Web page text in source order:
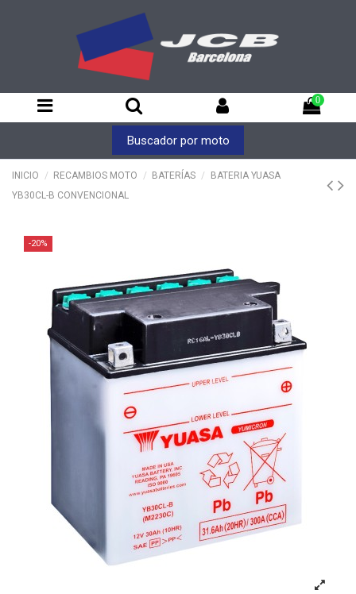
0
Buscador por moto
INICIO RECAMBIOS MOTO BATERÍAS
BATERIA YUASA
YB30CL-B CONVENCIONAL
-20%